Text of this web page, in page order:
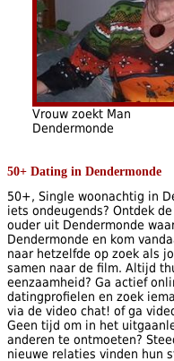
Vrouw zoekt Man
Dendermonde
50+ Dating in Dendermonde
50+, Single woonachtig in
iets ondeugends? Ontdek
ouder uit Dendermonde
Dendermonde en kom
naar hetzelfde op zoek als
samen naar de film. Altijd
eenzaamheid? Ga actief
datingprofielen en zoek
via de video chat! of ga
Geen tijd om in het
anderen te ontmoeten?
nieuwe relaties vinden hun